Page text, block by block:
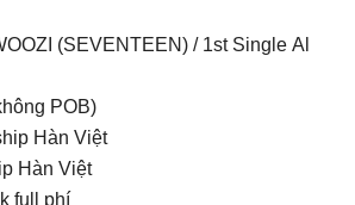
(SEVENTEEN) / 1st Single Al
POB)
Hàn Việt
Hàn Việt
full phí